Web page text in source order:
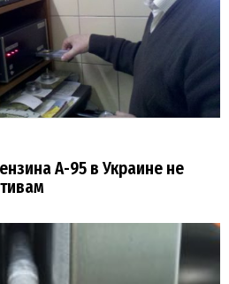
А-95 в Украине не